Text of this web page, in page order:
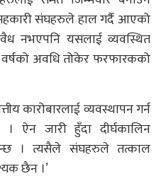
संघहरुले हाल गर्दै आएको
नभएपनि यसलाई व्यवस्थित
अवधि तोकेर फरफारकको
कारोबारलाई व्यवस्थापन गर्न
जारी हुँदा दीर्घकालिन
। त्यसैले संघहरुले तत्काल
छैन ।’